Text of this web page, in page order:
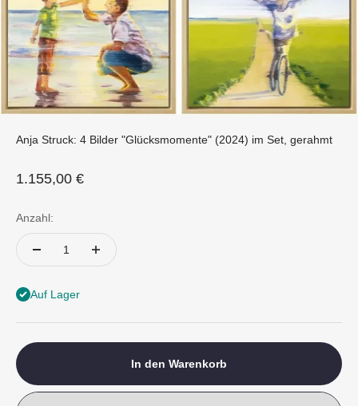
Anja Struck: 4 Bilder "Glücksmomente" (2024) im Set, gerahmt
Angebot
1.155,00 €
Anzahl:
Auf Lager
In den Warenkorb